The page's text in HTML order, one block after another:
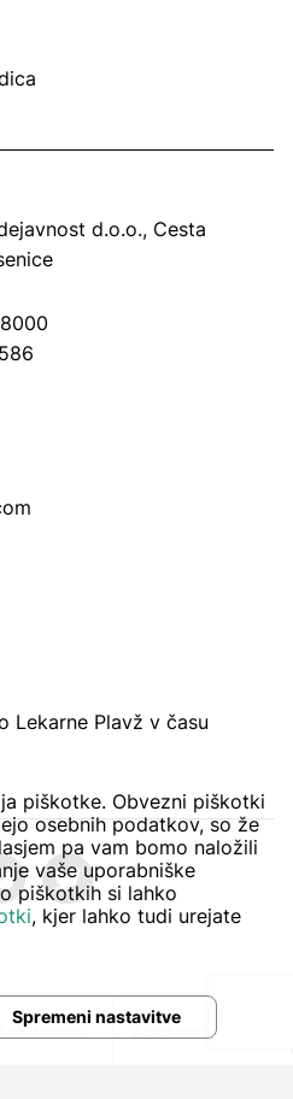
d.o.o., Cesta
Lekarne Plavž v času
poslovanja Zasebnost in piškoti
piškotke. Obvezni piškotki
osebnih podatkov, so že
pa vam bomo naložili
vaše uporabniške
piškotkih si lahko
, kjer lahko tudi urejate
Spremeni nastavitve